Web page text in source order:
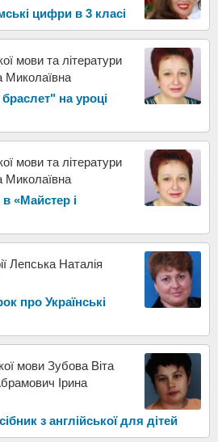
цифри в 3 класі
мови та літератури
на уроці
мови та літератури
«Майстер і
Лепська Наталія
про Українські
мови Зубова Віта
Ірина
з англійської для дітей